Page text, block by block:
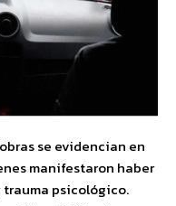
se evidencian en
manifestaron haber
psicológico.